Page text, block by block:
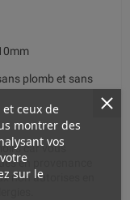
plomb et sans
car vous
en provenance
non autorises en
ceux de
montrer des
vos
sur le